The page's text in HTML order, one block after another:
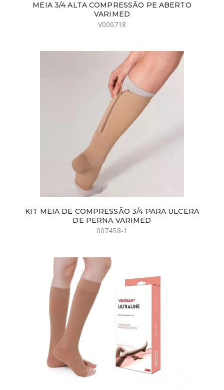
MEIA 3/4 ALTA COMPRESSÃO PE ABERTO
VARIMED
V006718
KIT MEIA DE COMPRESSÃO 3/4 PARA ULCERA
DE PERNA VARIMED
007458-1